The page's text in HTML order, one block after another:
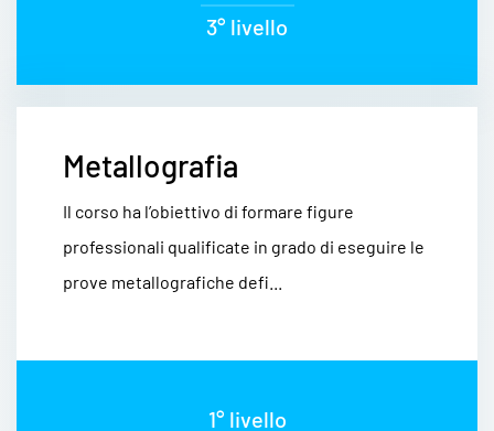
3° livello
Metallografia
Il corso ha l’obiettivo di formare figure
professionali qualificate in grado di eseguire le
prove metallografiche defi...
1° livello